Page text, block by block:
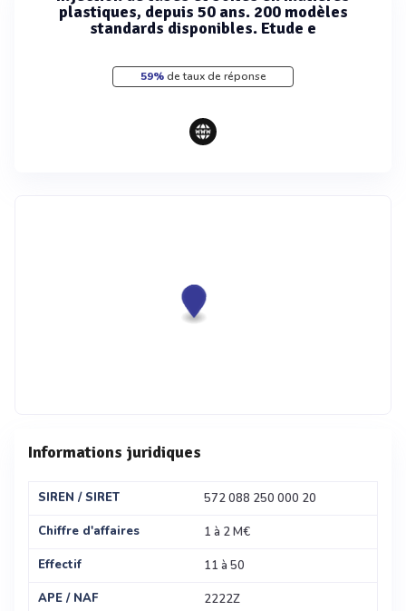
plastiques, depuis 50 ans. 200 modèles
standards disponibles. Etude e
59%de taux de réponse
Informations juridiques
SIREN / SIRET
572 088 250 000 20
Chiffre d'affaires
1 à 2 M€
Effectif
11 à 50
APE / NAF
2222Z